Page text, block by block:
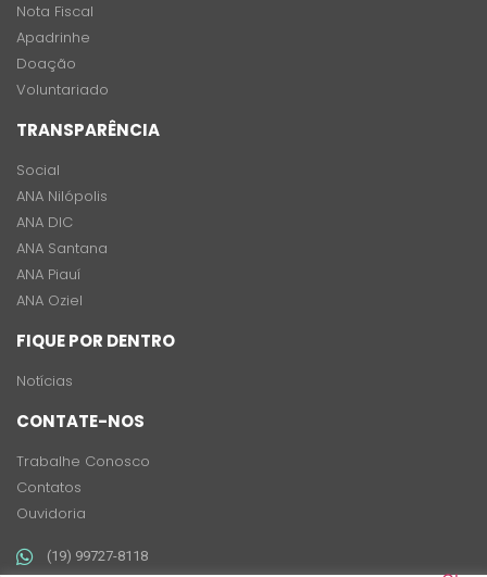
Nota Fiscal
Apadrinhe
Doação
Voluntariado
TRANSPARÊNCIA
Social
ANA Nilópolis
ANA DIC
ANA Santana
ANA Piauí
ANA Oziel
FIQUE POR DENTRO
Notícias
CONTATE-NOS
Trabalhe Conosco
Contatos
Ouvidoria
(19) 99727-8118